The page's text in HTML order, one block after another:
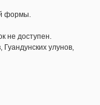
формы.
не доступен.
улунов,